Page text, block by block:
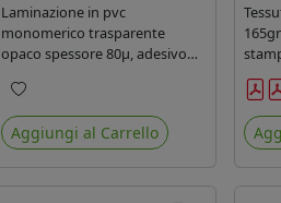
Laminazione in pvc
monomerico trasparente
opaco spessore 80µ, adesivo
specifico per ink uv, liner in
carta kraft da 90gr. Durata 3
anni, dotata di filtro uv, idonea
Preferiti
Aggiungi al Carrello